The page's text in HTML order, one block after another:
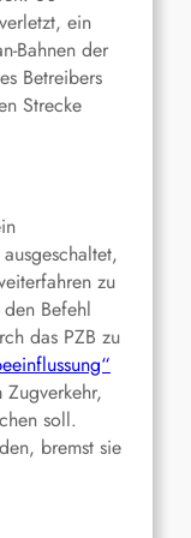
ein
Bahnen der
Betreibers
Strecke
zu
Befehl
das PZB zu
soll.
bremst sie